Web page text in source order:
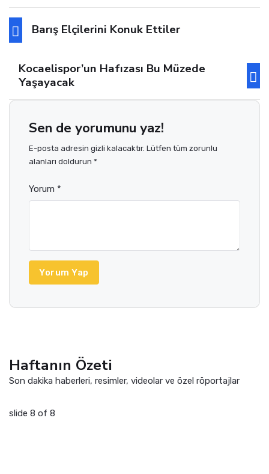
Barış Elçilerini Konuk Ettiler
Kocaelispor’un Hafızası Bu Müzede
Yaşayacak
Sen de yorumunu yaz!
E-posta adresin gizli kalacaktır. Lütfen tüm zorunlu
alanları doldurun *
Yorum *
Yorum Yap
Haftanın Özeti
Son dakika haberleri, resimler, videolar ve özel röportajlar
slide 8 of 8